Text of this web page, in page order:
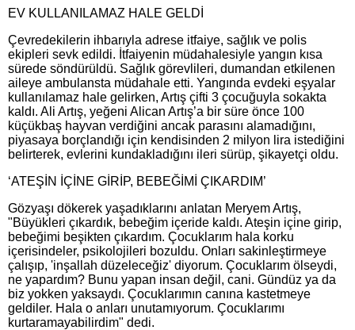
EV KULLANILAMAZ HALE GELDİ
Çevredekilerin ihbarıyla adrese itfaiye, sağlık ve polis
ekipleri sevk edildi. İtfaiyenin müdahalesiyle yangın kısa
sürede söndürüldü. Sağlık görevlileri, dumandan etkilenen
aileye ambulansta müdahale etti. Yangında evdeki eşyalar
kullanılamaz hale gelirken, Artış çifti 3 çocuğuyla sokakta
kaldı. Ali Artış, yeğeni Alican Artış’a bir süre önce 100
küçükbaş hayvan verdiğini ancak parasını alamadığını,
piyasaya borçlandığı için kendisinden 2 milyon lira istediğini
belirterek, evlerini kundakladığını ileri sürüp, şikayetçi oldu.
‘ATEŞİN İÇİNE GİRİP, BEBEĞİMİ ÇIKARDIM’
Gözyaşı dökerek yaşadıklarını anlatan Meryem Artış,
"Büyükleri çıkardık, bebeğim içeride kaldı. Ateşin içine girip,
bebeğimi beşikten çıkardım. Çocuklarım hala korku
içerisindeler, psikolojileri bozuldu. Onları sakinleştirmeye
çalışıp, 'inşallah düzeleceğiz' diyorum. Çocuklarım ölseydi,
ne yapardım? Bunu yapan insan değil, cani. Gündüz ya da
biz yokken yaksaydı. Çocuklarımın canına kastetmeye
geldiler. Hala o anları unutamıyorum. Çocuklarımı
kurtaramayabilirdim" dedi.